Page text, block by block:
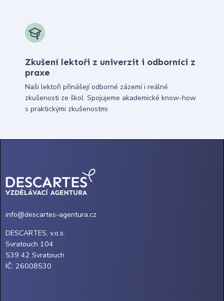
Zkušení lektoři z univerzit i odborníci z
praxe
Naši lektoři přinášejí odborné zázemí i reálné
zkušenosti ze škol. Spojujeme akademické know-how
s praktickými zkušenostmi.
info@descartes-agentura.cz
DESCARTES, v.o.s.
Svratouch 104
539 42 Svratouch
IČ: 26008530